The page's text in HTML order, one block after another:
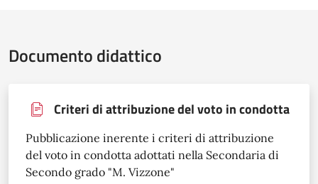
Documento didattico
Criteri di attribuzione del voto in condotta
Pubblicazione inerente i criteri di attribuzione
del voto in condotta adottati nella Secondaria di
Secondo grado "M. Vizzone"